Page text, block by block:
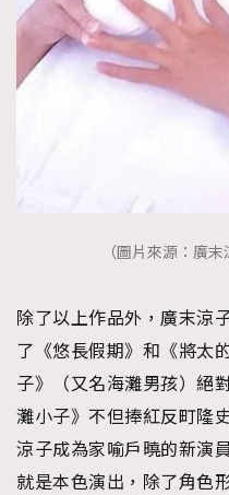
（圖片來源：廣
除了以上作品外，廣末涼
了《悠長假期》和《將太
子》（又名海灘男孩）絕
灘小子》不但捧紅反町隆
涼子成為家喻戶曉的新演
就是本色演出，除了角色